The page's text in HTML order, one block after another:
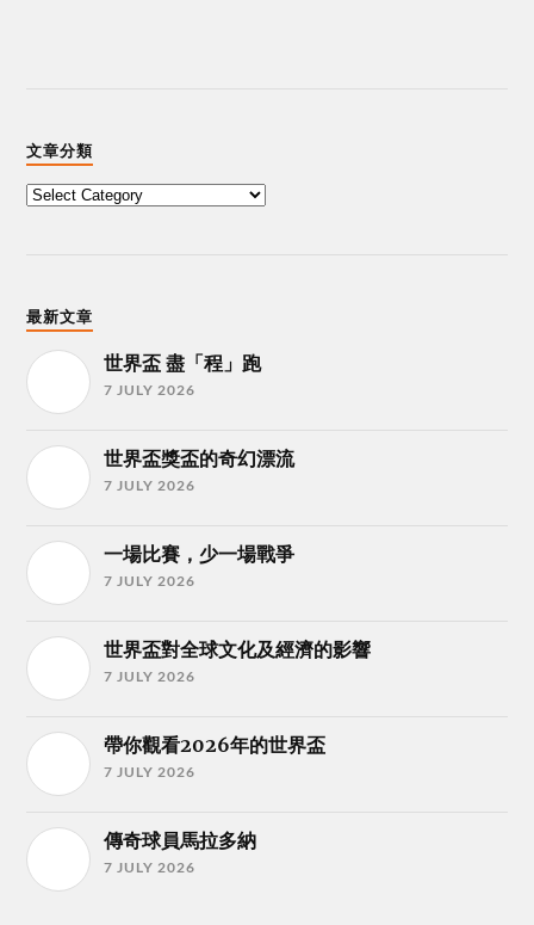
文章分類
最新文章
世界盃 盡「程」跑
7 JULY 2026
世界盃獎盃的奇幻漂流
7 JULY 2026
一場比賽，少一場戰爭
7 JULY 2026
世界盃對全球文化及經濟的影響
7 JULY 2026
帶你觀看2026年的世界盃
7 JULY 2026
傳奇球員馬拉多納
7 JULY 2026